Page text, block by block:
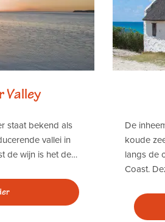
Valley
staat bekend als
vallei in
de wijn is het de…
De
koude
langs de
Coast.